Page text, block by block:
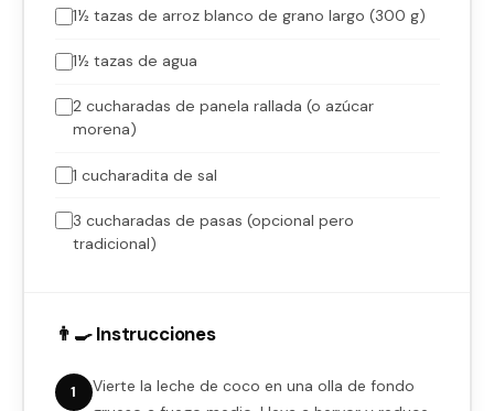
1½ tazas de arroz blanco de grano largo (300 g)
1½ tazas de agua
2 cucharadas de panela rallada (o azúcar
morena)
1 cucharadita de sal
3 cucharadas de pasas (opcional pero
tradicional)
👨‍🍳 Instrucciones
1
Vierte la leche de coco en una olla de fondo